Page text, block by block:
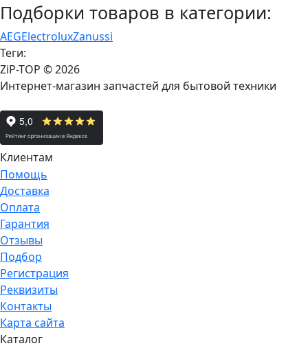
Подборки товаров в категории:
AEGElectroluxZanussi
Теги:
ZiP-TOP © 2026
Интернет-магазин запчастей для бытовой техники
Клиентам
Помощь
Доставка
Оплата
Гарантия
Отзывы
Подбор
Регистрация
Реквизиты
Контакты
Карта сайта
Каталог